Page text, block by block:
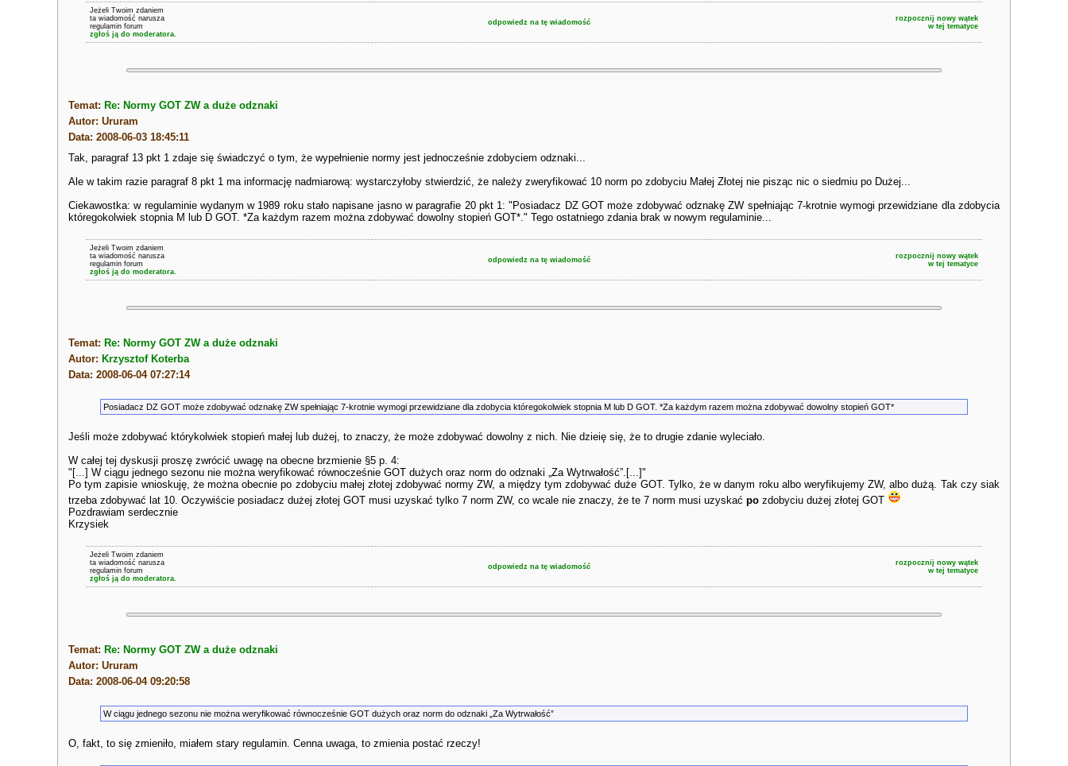
Jeżeli Twoim zdaniem
ta wiadomość narusza
regulamin forum
zgłoś ją do moderatora.
odpowiedz na tę wiadomość
rozpocznij nowy wątek
w tej tematyce
Temat: Re: Normy GOT ZW a duże odznaki
Autor: Ururam
Data: 2008-06-03 18:45:11
Tak, paragraf 13 pkt 1 zdaje się świadczyć o tym, że wypełnienie normy jest jednocześnie zdobyciem odznaki...
Ale w takim razie paragraf 8 pkt 1 ma informację nadmiarową: wystarczyłoby stwierdzić, że należy zweryfikować 10 norm po zdobyciu Małej Złotej nie pisząc nic o siedmiu po Dużej...
Ciekawostka: w regulaminie wydanym w 1989 roku stało napisane jasno w paragrafie 20 pkt 1: "Posiadacz DZ GOT może zdobywać odznakę ZW spełniając 7-krotnie wymogi przewidziane dla zdobycia
któregokolwiek stopnia M lub D GOT. *Za każdym razem można zdobywać dowolny stopień GOT*." Tego ostatniego zdania brak w nowym regulaminie...
Jeżeli Twoim zdaniem
ta wiadomość narusza
regulamin forum
zgłoś ją do moderatora.
odpowiedz na tę wiadomość
rozpocznij nowy wątek
w tej tematyce
Temat: Re: Normy GOT ZW a duże odznaki
Autor: Krzysztof Koterba
Data: 2008-06-04 07:27:14
Posiadacz DZ GOT może zdobywać odznakę ZW spełniając 7-krotnie wymogi przewidziane dla zdobycia któregokolwiek stopnia M lub D GOT. *Za każdym razem można zdobywać dowolny stopień GOT*
Jeśli może zdobywać którykolwiek stopień małej lub dużej, to znaczy, że może zdobywać dowolny z nich. Nie dzieię się, że to drugie zdanie wyleciało.
W całej tej dyskusji proszę zwrócić uwagę na obecne brzmienie §5 p. 4:
"[...] W ciągu jednego sezonu nie można weryfikować równocześnie GOT dużych oraz norm do odznaki „Za Wytrwałość”.[...]"
Po tym zapisie wnioskuję, że można obecnie po zdobyciu małej złotej zdobywać normy ZW, a między tym zdobywać duże GOT. Tylko, że w danym roku albo weryfikujemy ZW, albo dużą. Tak czy siak
trzeba zdobywać lat 10. Oczywiście posiadacz dużej złotej GOT musi uzyskać tylko 7 norm ZW, co wcale nie znaczy, że te 7 norm musi uzyskać po zdobyciu dużej złotej GOT
Pozdrawiam serdecznie
Krzysiek
Jeżeli Twoim zdaniem
ta wiadomość narusza
regulamin forum
zgłoś ją do moderatora.
odpowiedz na tę wiadomość
rozpocznij nowy wątek
w tej tematyce
Temat: Re: Normy GOT ZW a duże odznaki
Autor: Ururam
Data: 2008-06-04 09:20:58
W ciągu jednego sezonu nie można weryfikować równocześnie GOT dużych oraz norm do odznaki „Za Wytrwałość”
O, fakt, to się zmieniło, miałem stary regulamin. Cenna uwaga, to zmienia postać rzeczy!